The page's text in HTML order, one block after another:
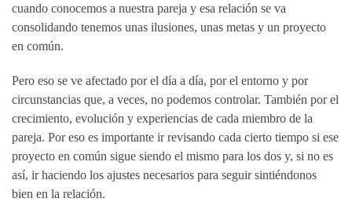
cuando conocemos a nuestra pareja y esa relación se va
consolidando tenemos unas ilusiones, unas metas y un proyecto
en común.
Pero eso se ve afectado por el día a día, por el entorno y por
circunstancias que, a veces, no podemos controlar. También por el
crecimiento, evolución y experiencias de cada miembro de la
pareja. Por eso es importante ir revisando cada cierto tiempo si ese
proyecto en común sigue siendo el mismo para los dos y, si no es
así, ir haciendo los ajustes necesarios para seguir sintiéndonos
bien en la relación.